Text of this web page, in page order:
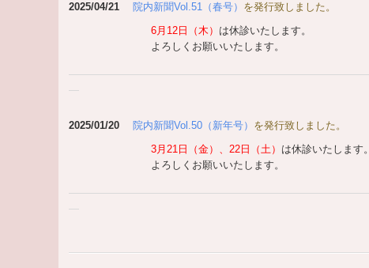
2025/04/21 院内新聞Vol.51 （春号） を発行致しました。
6月12日（木） は休診いたします。
よろしくお願いいたします。
2025/01/20 院内新聞Vol.50 （新年号） を発行致しました。
3月21日（金）、22日（土） は休診いたします。
よろしくお願いいたします。